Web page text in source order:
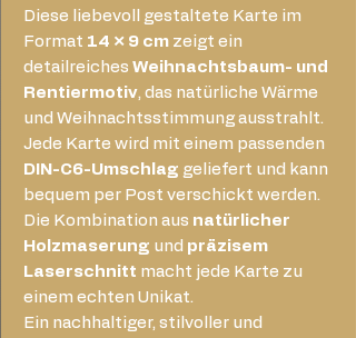
Diese liebevoll gestaltete Karte im
Format 14 × 9 cm zeigt ein
detailreiches Weihnachtsbaum- und
Rentiermotiv, das natürliche Wärme
und Weihnachtsstimmung ausstrahlt.
Jede Karte wird mit einem passenden
DIN-C6-Umschlag geliefert und kann
bequem per Post verschickt werden.
Die Kombination aus natürlicher
Holzmaserung und präzisem
Laserschnitt macht jede Karte zu
einem echten Unikat.
Ein nachhaltiger, stilvoller und